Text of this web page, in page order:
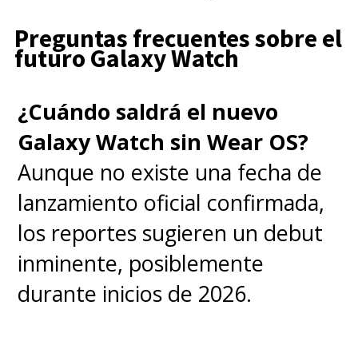
Preguntas frecuentes sobre el
futuro Galaxy Watch
¿Cuándo saldrá el nuevo
Galaxy Watch sin Wear OS?
Aunque no existe una fecha de
lanzamiento oficial confirmada,
los reportes sugieren un debut
inminente, posiblemente
durante inicios de 2026.